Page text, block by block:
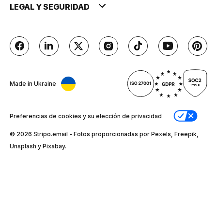
LEGAL Y SEGURIDAD
Made in Ukraine
Preferencias de cookies y su elección de privacidad
© 2026 Stripо.email - Fotos proporcionadas por Pexels, Freepik,
Unsplash y Pixabay.